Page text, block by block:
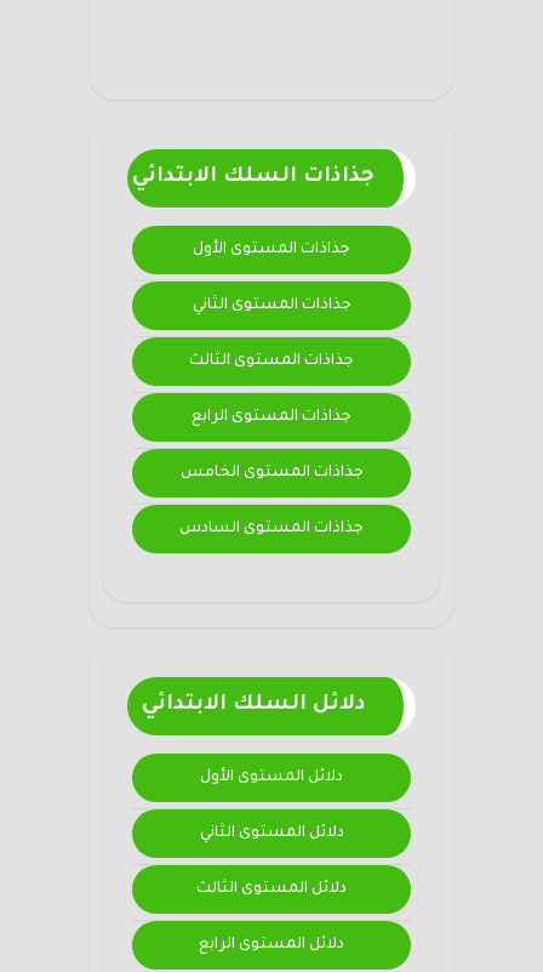
جذاذات السلك الابتدائي
جذاذات المستوى الأول
جذاذات المستوى الثاني
جذاذات المستوى الثالث
جذاذات المستوى الرابع
جذاذات المستوى الخامس
جذاذات المستوى السادس
دلائل السلك الابتدائي
دلائل المستوى الأول
دلائل المستوى الثاني
دلائل المستوى الثالث
دلائل المستوى الرابع